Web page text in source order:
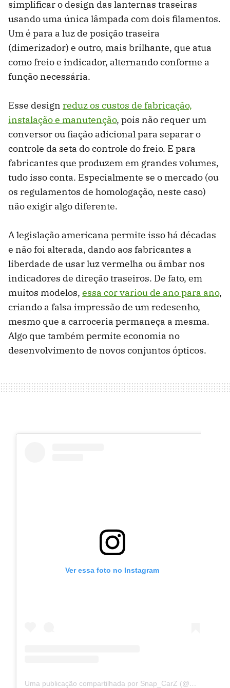
simplificar o design das lanternas traseiras
usando uma única lâmpada com dois filamentos.
Um é para a luz de posição traseira
(dimerizador) e outro, mais brilhante, que atua
como freio e indicador, alternando conforme a
função necessária.
Esse design reduz os custos de fabricação,
instalação e manutenção, pois não requer um
conversor ou fiação adicional para separar o
controle da seta do controle do freio. E para
fabricantes que produzem em grandes volumes,
tudo isso conta. Especialmente se o mercado (ou
os regulamentos de homologação, neste caso)
não exigir algo diferente.
A legislação americana permite isso há décadas
e não foi alterada, dando aos fabricantes a
liberdade de usar luz vermelha ou âmbar nos
indicadores de direção traseiros. De fato, em
muitos modelos, essa cor variou de ano para ano,
criando a falsa impressão de um redesenho,
mesmo que a carroceria permaneça a mesma.
Algo que também permite economia no
desenvolvimento de novos conjuntos ópticos.
Ver essa foto no Instagram
Uma publicação compartilhada por Snap_CarZ (@snap_carz_)